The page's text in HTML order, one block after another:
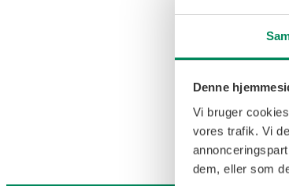
Denne
Vi bruger
vores trafik. Vi
dem, eller som